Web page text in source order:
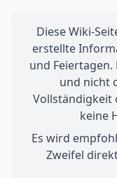
Diese Wiki-
erstellte
und
und nicht
Vollständigkeit
keine
Es wird
Zweifel